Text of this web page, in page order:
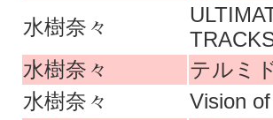
水樹奈々
水樹奈々
テルミ
水樹奈々
Vision